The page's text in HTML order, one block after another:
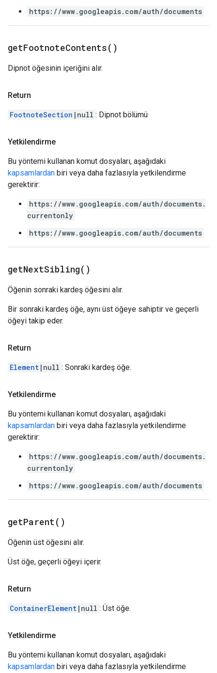
https://www.googleapis.com/auth/documents
getFootnoteContents( )
Dipnot öğesinin içeriğini alır.
Return
FootnoteSection |null : Dipnot bölümü
Yetkilendirme
Bu yöntemi kullanan komut dosyaları, aşağıdaki
kapsamlardan biri veya daha fazlasıyla yetkilendirme
gerektirir:
https://www.googleapis.com/auth/documents.
currentonly
https://www.googleapis.com/auth/documents
getNextSibling( )
Öğenin sonraki kardeş öğesini alır.
Bir sonraki kardeş öğe, aynı üst öğeye sahiptir ve geçerli
öğeyi takip eder.
Return
Element |null : Sonraki kardeş öğe.
Yetkilendirme
Bu yöntemi kullanan komut dosyaları, aşağıdaki
kapsamlardan biri veya daha fazlasıyla yetkilendirme
gerektirir:
https://www.googleapis.com/auth/documents.
currentonly
https://www.googleapis.com/auth/documents
getParent( )
Öğenin üst öğesini alır.
Üst öğe, geçerli öğeyi içerir.
Return
ContainerElement |null : Üst öğe.
Yetkilendirme
Bu yöntemi kullanan komut dosyaları, aşağıdaki
kapsamlardan biri veya daha fazlasıyla yetkilendirme